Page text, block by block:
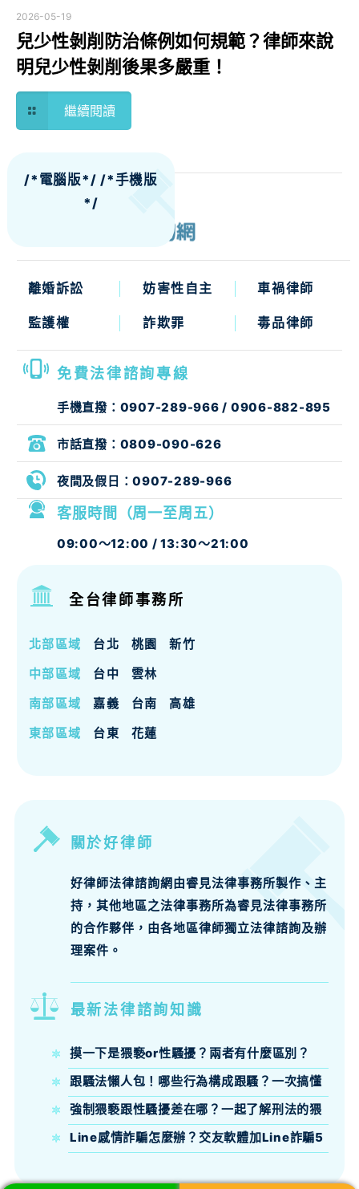
2026-05-19
兒少性剝削防治條例如何規範？律師來說
明兒少性剝削後果多嚴重！
繼續閱讀
/*電腦版*/ /*手機版
*/
關於好律師
好律師法律諮詢網由睿見法律事務所製作、主
持，其他地區之法律事務所為睿見法律事務所
的合作夥伴，由各地區律師獨立法律諮詢及辦
理案件。
最新法律諮詢知識
摸一下是猥褻or性騷擾？兩者有什麼區別？
跟騷法懶人包！哪些行為構成跟騷？一次搞懂
跟騷法定義、構成要件與刑責
強制猥褻跟性騷擾差在哪？一起了解刑法的猥
褻定義吧！
Line感情詐騙怎麼辦？交友軟體加Line詐騙5
大話術與報案自保全攻略
離婚訴訟 妨害性自主 車禍律師
監護權 詐欺罪 毒品律師
免費法律諮詢專線
手機直撥： 0907-289-966 / 0906-882-895
市話直撥： 0809-090-626
客服時間（周一至周五）
09:00～12:00 / 13:30～21:00
夜間及假日：0907-289-966
全台律師事務所
北部區域 台北 桃園 新竹
南部區域 嘉義 台南 高雄
中部區域 台中 雲林
東部區域 台東 花蓮